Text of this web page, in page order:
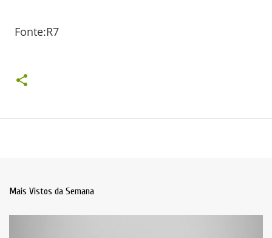
Fonte:R7
Mais Vistos da Semana